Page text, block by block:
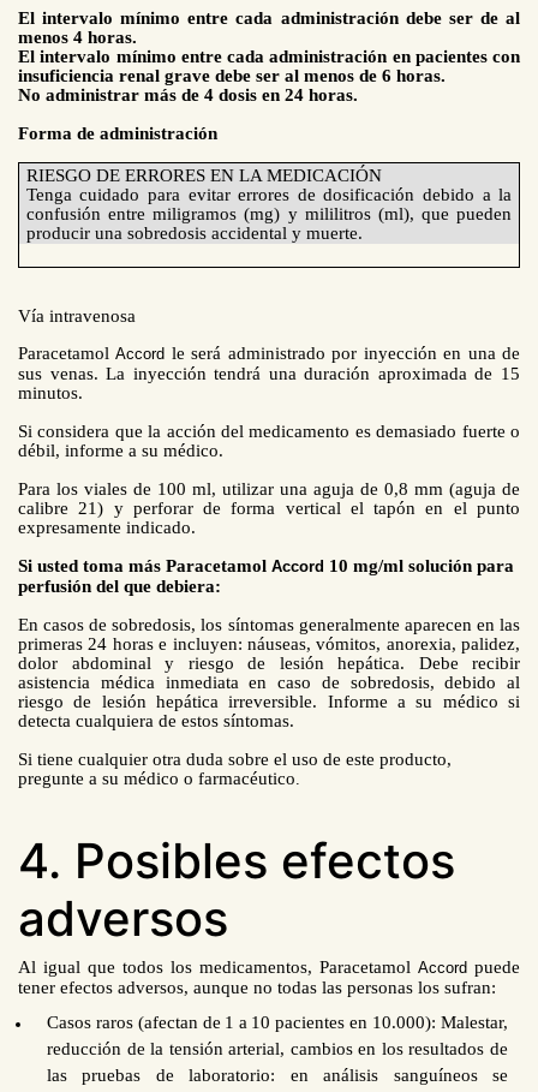
El intervalo mínimo entre cada administración debe ser de al
menos 4 horas.
El intervalo mínimo entre cada administración en pacientes con
insuficiencia renal grave debe ser al menos de 6 horas.
No administrar más de 4 dosis en 24 horas.
Forma de administración
RIESGO DE ERRORES EN LA MEDICACIÓN
Tenga cuidado para evitar errores de dosificación debido a la
confusión entre miligramos (mg) y mililitros (ml), que pueden
producir una sobredosis accidental y muerte.
Vía intravenosa
Paracetamol Accord le será administrado por inyección en una de
sus venas. La inyección tendrá una duración aproximada de 15
minutos.
Si considera que la acción del medicamento es demasiado fuerte o
débil, informe a su médico.
Para los viales de 100 ml, utilizar una aguja de 0,8 mm (aguja de
calibre 21) y perforar de forma vertical el tapón en el punto
expresamente indicado.
Si usted toma más Paracetamol Accord 10 mg/ml solución para
perfusión del que debiera:
En casos de sobredosis, los síntomas generalmente aparecen en las
primeras 24 horas e incluyen: náuseas, vómitos, anorexia, palidez,
dolor abdominal y riesgo de lesión hepática. Debe recibir
asistencia médica inmediata en caso de sobredosis, debido al
riesgo de lesión hepática irreversible. Informe a su médico si
detecta cualquiera de estos síntomas.
Si tiene cualquier otra duda sobre el uso de este producto,
pregunte a su médico o farmacéutico.
4. Posibles efectos
adversos
Al igual que todos los medicamentos, Paracetamol Accord puede
tener efectos adversos, aunque no todas las personas los sufran:
Casos raros (afectan de 1 a 10 pacientes en 10.000): Malestar,
reducción de la tensión arterial, cambios en los resultados de
las pruebas de laboratorio: en análisis sanguíneos se